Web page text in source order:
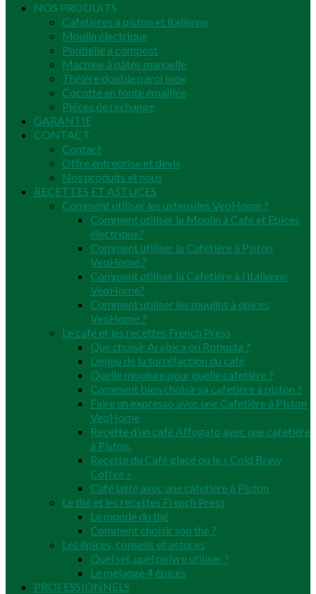
NOS PRODUITS
Cafetières à piston et italienne
Moulin électrique
Poubelle à compost
Machine à pâtes manuelle
Théière double paroi Inox
Cocotte en fonte émaillée
Pièces de rechange
GARANTIE
CONTACT
Contact
Offre entreprise et devis
Nos produits et nous
RECETTES ET ASTUCES
Comment utiliser les ustensiles VeoHome ?
Comment utiliser le Moulin à Café et Epices
électrique?
Comment utiliser la Cafetière à Piston
VeoHome ?
Comment utiliser la Cafetière à l’italienne
VeoHome?
Comment utiliser les moulins à épices
VeoHome ?
Le café et les recettes French Press
Que choisir Arabica ou Robusta ?
L’enjeu de la torréfaction du café
Quelle mouture pour quelle cafetière ?
Comment bien choisir sa cafetière à piston ?
Faire un expresso avec une Cafetière à Piston
VeoHome
Recette d’un café Affogato avec une cafetière
à Piston.
Recette du Café glacé ou le « Cold Brew
Coffee »
Café latté avec une cafetière à Piston
Le thé et les recettes French Press
Le monde du thé
Comment choisir son thé ?
Les épices, conseils et astuces
Quel sel, quel poivre utiliser ?
Le mélange 4 épices
PROFESSIONNELS